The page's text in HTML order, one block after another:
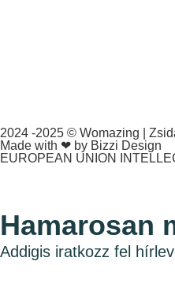
2024 -2025 © Womazing |
Made with ❤ by Bizzi Design
EUROPEAN UNION
Hamarosan
Addigis iratkozz fel